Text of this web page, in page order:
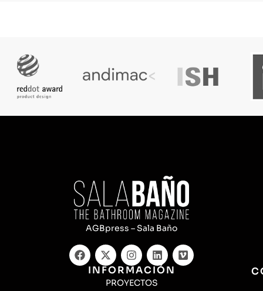
AGBpress – Sala Baño
INFORMACIÓN
PROYECTOS